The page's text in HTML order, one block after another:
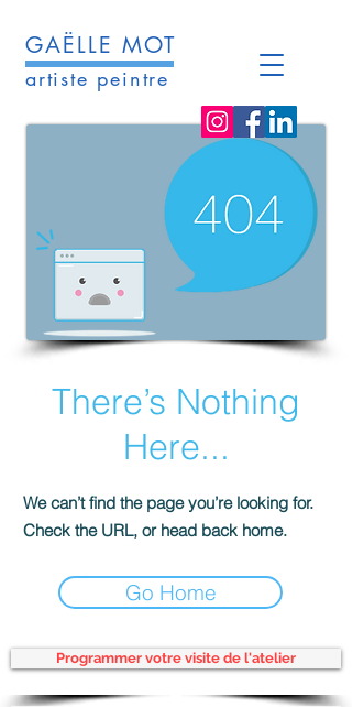
GAËLLE MOT
artiste peintre
There’s Nothing
Here...
We can’t find the page you’re looking for.
Check the URL, or head back home.
Go Home
Programmer votre visite de l'atelier